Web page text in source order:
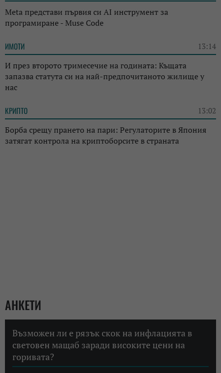
Meta представи първия си AI инструмент за
програмиране - Muse Code
ИМОТИ 13:14
И през второто тримесечие на годината: Къщата
запазва статута си на най-предпочитаното жилище у
нас
КРИПТО 13:02
Борба срещу прането на пари: Регулаторите в Япония
затягат контрола на криптоборсите в страната
АНКЕТИ
Възможен ли е рязък скок на инфлацията в
световен мащаб заради високите цени на
горивата?